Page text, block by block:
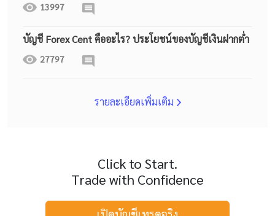
13997
บัญชี Forex Cent คืออะไร? ประโยชน์ของบัญชีเงินฝากต่ำ
27797
รายละเอียดเพิ่มเติม
Click to Start.
Trade with Confidence